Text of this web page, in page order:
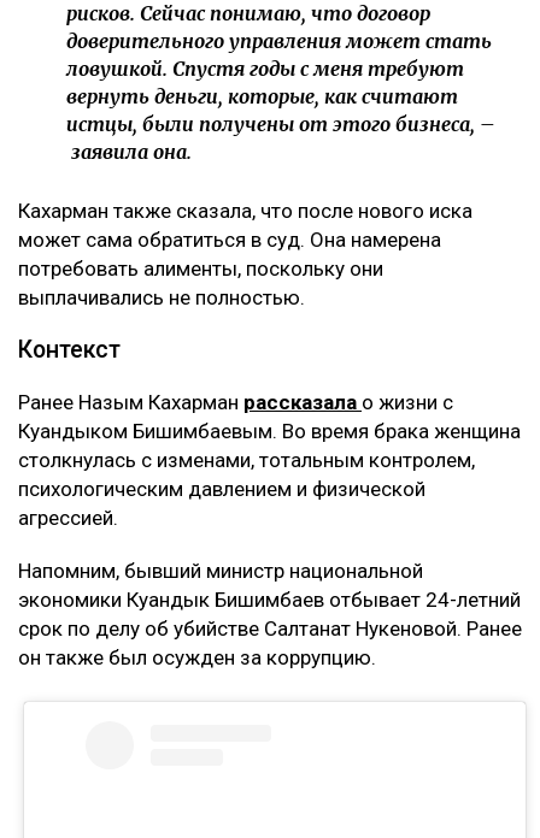
рисков. Сейчас понимаю, что договор
доверительного управления может стать
ловушкой. Спустя годы с меня требуют
вернуть деньги, которые, как считают
истцы, были получены от этого бизнеса, –
заявила она.
Кахарман также сказала, что после нового иска
может сама обратиться в суд. Она намерена
потребовать алименты, поскольку они
выплачивались не полностью.
Контекст
Ранее Назым Кахарман рассказала о жизни с
Куандыком Бишимбаевым. Во время брака женщина
столкнулась с изменами, тотальным контролем,
психологическим давлением и физической
агрессией.
Напомним, бывший министр национальной
экономики Куандык Бишимбаев отбывает 24-летний
срок по делу об убийстве Салтанат Нукеновой. Ранее
он также был осужден за коррупцию.